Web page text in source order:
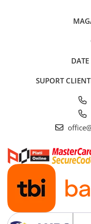
Adaptoare Bricheta Auto
Bricheta Auto
Cabluri Alimentare Date
Claxoane Auto
Invertor Auto
Papuci / Conectori
Redresoare Auto
Roboti Pornire Auto
Sigurante Auto
SUPORT